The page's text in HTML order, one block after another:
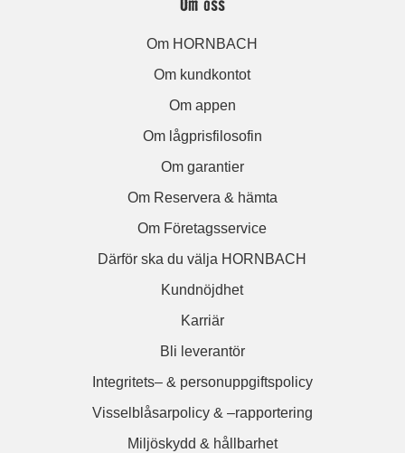
Om HORNBACH
Om kundkontot
Om appen
Om lågprisfilosofin
Om garantier
Om Reservera & hämta
Om Företagsservice
Därför ska du välja HORNBACH
Kundnöjdhet
Karriär
Bli leverantör
Integritets– & personuppgiftspolicy
Visselblåsarpolicy & –rapportering
Miljöskydd & hållbarhet